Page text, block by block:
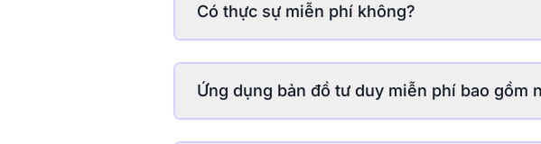
Có thực sự miễn phí không?
Ứng dụng bản đồ tư duy miễn phí bao gồm